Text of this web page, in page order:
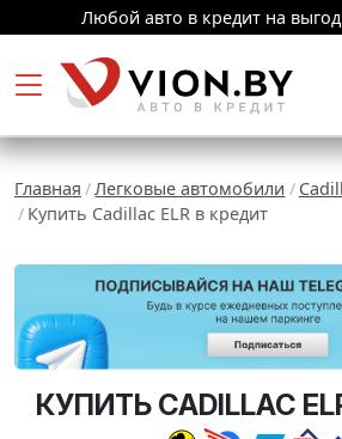
Любой авто в кредит на
Главная Легковые автомобили
Купить Cadillac ELR в кредит
КУПИТЬ CADILLAC